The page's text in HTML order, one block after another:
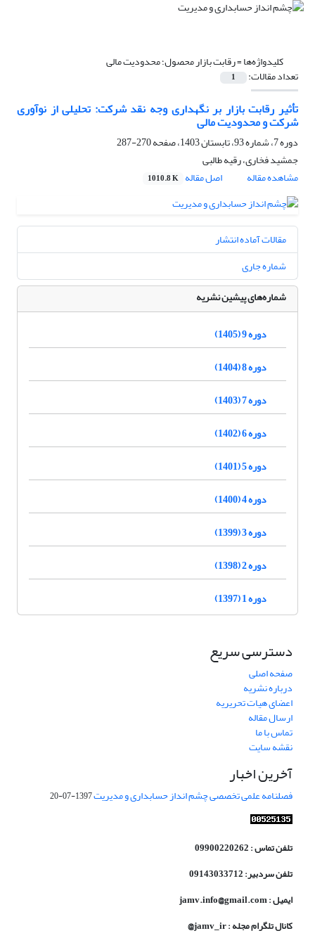
کلیدواژه‌ها =رقابت بازار محصول؛ محدودیت مالی
تعداد مقالات: 1
تأثیر رقابت بازار بر نگهداری وجه نقد شرکت: تحلیلی از نوآوری
شرکت و محدودیت مالی
دوره 7، شماره 93، تابستان 1403، صفحه
270-287
جمشید فخاری، رقیه طالبی
مشاهده مقاله
اصل مقاله 1010.8 K
مقالات آماده انتشار
شماره جاری
شماره‌های پیشین نشریه
دوره 9 (1405)
دوره 8 (1404)
دوره 7 (1403)
دوره 6 (1402)
دوره 5 (1401)
دوره 4 (1400)
دوره 3 (1399)
دوره 2 (1398)
دوره 1 (1397)
دسترسی سریع
صفحه اصلی
درباره نشریه
اعضای هیات تحریریه
ارسال مقاله
تماس با ما
نقشه سایت
آخرین اخبار
فصلنامه علمی تخصصی چشم انداز حسابداری و مدیریت1397-07-20
تلفن تماس : 09900220262
تلفن سردبیر: 09143033712
ایمیل : jamv.info@gmail.com
کانال تلگرام مجله : jamv_ir@